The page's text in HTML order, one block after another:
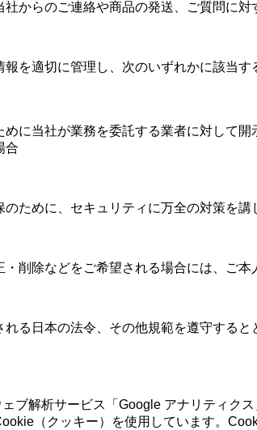
からのご連絡や商品の発送、ご質問に対
を適切に管理し、次のいずれかに該当
に当社が業務を委託する業者に対して開
合
ために、セキュリティに万全の対策を講
削除などをご希望される場合には、ご
る日本の法令、その他規範を遵守する
ブ解析サービス「Google アナリティク
（クッキー）を使用しています。